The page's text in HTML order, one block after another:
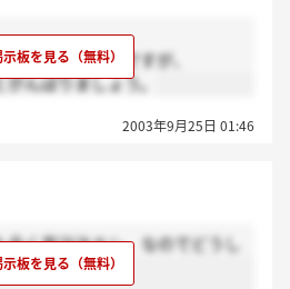
調べてないのですが、
んばりましょう。
2003年9月25日 01:46
全く音沙汰ナシ。なのでどうし